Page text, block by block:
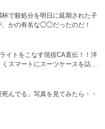
杯で殺処分を明日に延期された子
、かの有名な◯◯だったのだ！
イトをこなす現役CA直伝！！洋
スマートにスーツケースを詰め
死んでる」写真を見てみたら・・